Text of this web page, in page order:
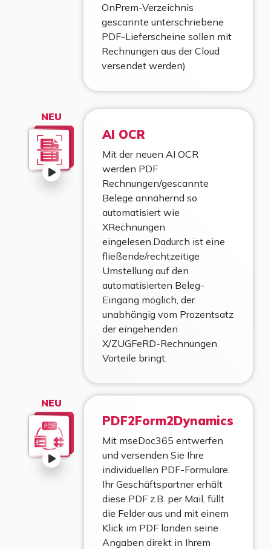
OnPrem-Verzeichnis
gescannte unterschriebene
PDF-Lieferscheine sollen mit
Rechnungen aus der Cloud
versendet werden)
NEU
AI OCR
Mit der neuen AI OCR
werden PDF
Rechnungen/gescannte
Belege annähernd so
automatisiert wie
XRechnungen
eingelesen.Dadurch ist eine
fließende/rechtzeitige
Umstellung auf den
automatisierten Beleg-
Eingang möglich, der
unabhängig vom Prozentsatz
der eingehenden
X/ZUGFeRD-Rechnungen
Vorteile bringt.
NEU
PDF2Form2Dynamics
Mit mseDoc365 entwerfen
und versenden Sie Ihre
individuellen PDF-Formulare.
Ihr Geschäftspartner erhält
diese PDF z.B. per Mail, füllt
die Felder aus und mit einem
Klick im PDF landen seine
Angaben direkt in Ihrem